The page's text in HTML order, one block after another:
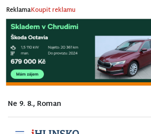
ReklamaKoupit reklamu
Ne 9. 8., Roman